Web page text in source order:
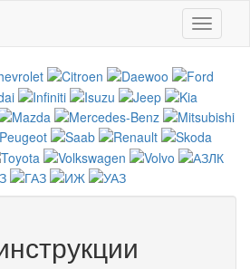
Toggle